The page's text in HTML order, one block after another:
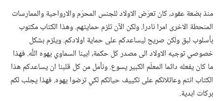
منذ بضعة عقود،‏ كان تعرّض الاولاد للجنس المحرّم والارواحية والممارسات
المنحطة الاخرى امرا نادرا.‏ ولكن الآن تلزم حمايتهم.‏ وهذا الكتاب مكتوب
بأسلوب لبق ولكن صريح ليساعدكم على حماية اولادكم.‏ ويلزم بشكل
خصوصي توجيه الاولاد الى مصدر كل حكمة،‏ ابينا السماوي يهوه اللّٰه.‏ فهذا
ما كان يفعله دائما المعلّم الكبير يسوع.‏ ونأمل من كل قلبنا ان يساعدكم هذا
الكتاب انتم وعائلاتكم على تكييف حياتكم لكي ترضوا يهوه.‏ فهذا يجلب لكم
بركات ابدية.‏